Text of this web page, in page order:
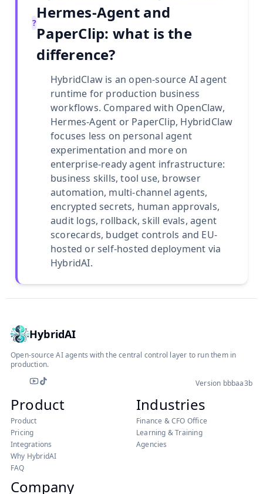
?
Hermes-Agent and
PaperClip: what is the
difference?
HybridClaw is an open-source AI agent
runtime for production business
workflows. Compared with OpenClaw,
Hermes-Agent or PaperClip, HybridClaw
focuses less on personal agent
experimentation and more on
enterprise-ready agent infrastructure:
business skills, tool use, browser
automation, multi-channel agents,
encrypted secrets, human approvals,
audit logs, rollback, skill evals, agent
scorecards, budget controls and EU-
hosted or self-hosted deployment via
HybridAI.
HybridAI
Open-source AI agents with the central control layer to run them in
production.
Instagram
LinkedIn Version bbbaa3b
Product
Product
Pricing
Integrations
Why HybridAI
FAQ
Industries
Finance & CFO Office
Learning & Training
Agencies
Company